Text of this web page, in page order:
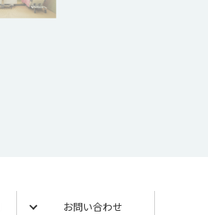
お問い合わせ